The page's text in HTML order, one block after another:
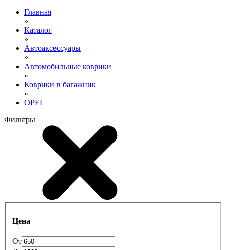
Главная
»
Каталог
»
Автоаксессуары
»
Автомобильные коврики
»
Коврики в багажник
»
OPEL
Фильтры
Цена
От